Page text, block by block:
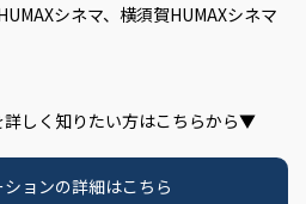
シネマ、横須賀HUMAXシネマ
しく知りたい方はこちらから▼
ョンの詳細はこちら